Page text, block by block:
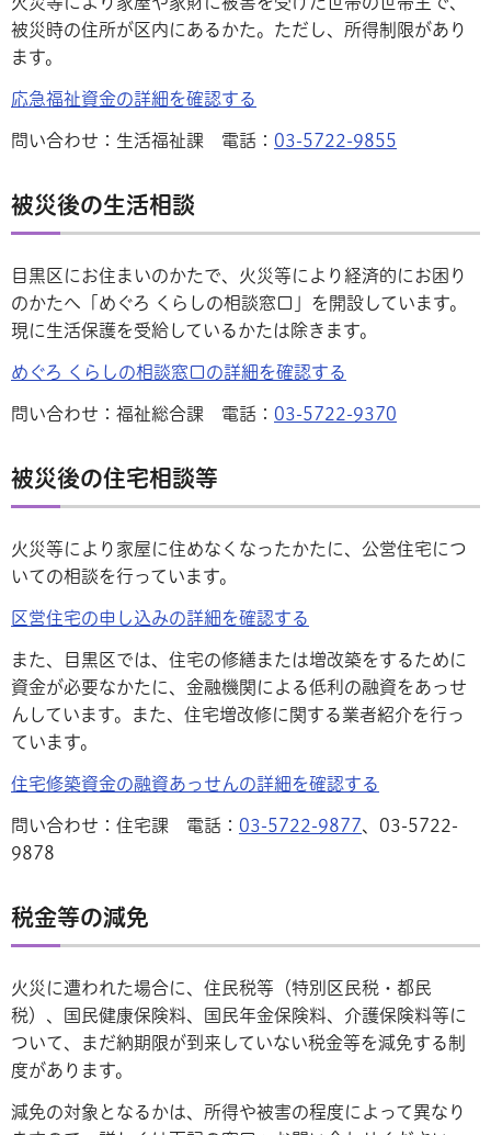
被災時の住所が区内にあるかた。ただし、所得制限があり
ます。
応急福祉資金の詳細を確認する
問い合わせ：生活福祉課 電話： 03-5722-9855
被災後の生活相談
目黒区にお住まいのかたで、火災等により経済的にお困り
のかたへ「めぐろ くらしの相談窓口」を開設しています。
現に生活保護を受給しているかたは除きます。
めぐろ くらしの相談窓口の詳細を確認する
問い合わせ：福祉総合課 電話： 03-5722-9370
被災後の住宅相談等
火災等により家屋に住めなくなったかたに、公営住宅につ
いての相談を行っています。
区営住宅の申し込みの詳細を確認する
また、目黒区では、住宅の修繕または増改築をするために
資金が必要なかたに、金融機関による低利の融資をあっせ
んしています。また、住宅増改修に関する業者紹介を行っ
ています。
住宅修築資金の融資あっせんの詳細を確認する
問い合わせ：住宅課 電話： 03-5722-9877、03-5722-
9878
税金等の減免
火災に遭われた場合に、住民税等（特別区民税・都民
税）、国民健康保険料、国民年金保険料、介護保険料等に
ついて、まだ納期限が到来していない税金等を減免する制
度があります。
減免の対象となるかは、所得や被害の程度によって異なり